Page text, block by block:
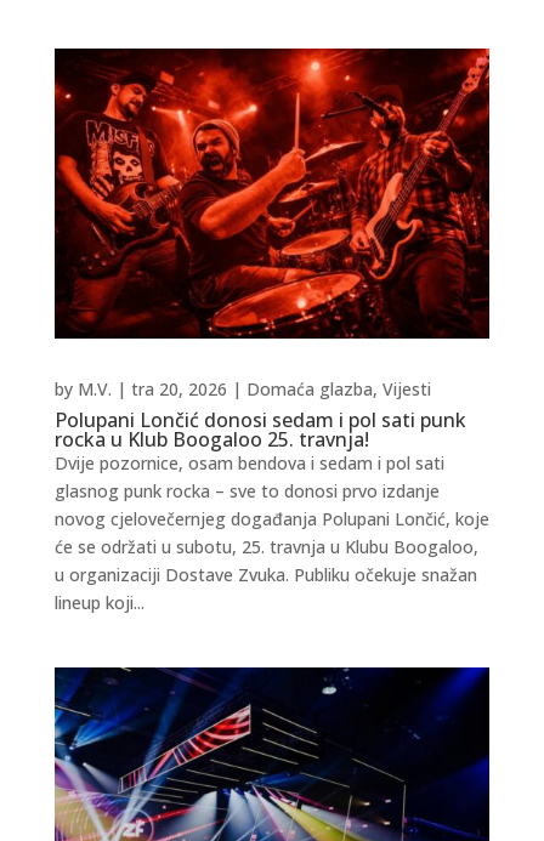
Polupani Lončić donosi sedam i pol sati punk
rocka u Klub Boogaloo 25. travnja!
by M.V. | tra 20, 2026 | Domaća glazba, Vijesti
Dvije pozornice, osam bendova i sedam i pol sati
glasnog punk rocka – sve to donosi prvo izdanje
novog cjelovečernjeg događanja Polupani Lončić, koje
će se održati u subotu, 25. travnja u Klubu Boogaloo,
u organizaciji Dostave Zvuka. Publiku očekuje snažan
lineup koji...